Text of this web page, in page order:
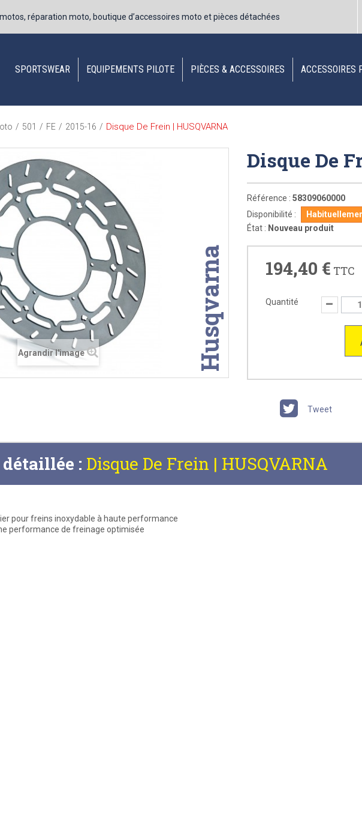
réparation moto, boutique d’accessoires moto et pièces détachées
SPORTSWEAR EQUIPEMENTS PILOTE PIÈCES & ACCESSOIRES ACCESSOIRES
/ 501 / FE / 2015-16 / Disque De Frein | HUSQVARNA
Agrandir l'image Husqvarna
Disque De
Référence : 58309060000
Disponibilité :
État : Nouveau produit
194,40 € TTC
Quantité
Tweet
: Disque De Frein | HUSQVARNA
pour freins inoxydable à haute performance
performance de freinage optimisée